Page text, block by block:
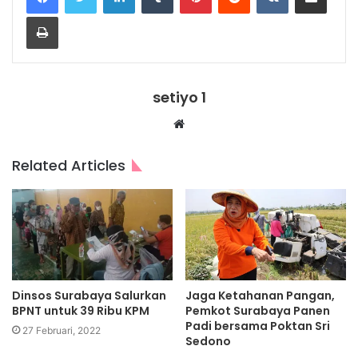
Print
setiyo 1
Website
Related Articles
Dinsos Surabaya Salurkan
BPNT untuk 39 Ribu KPM
27 Februari, 2022
Jaga Ketahanan Pangan,
Pemkot Surabaya Panen
Padi bersama Poktan Sri
Sedono